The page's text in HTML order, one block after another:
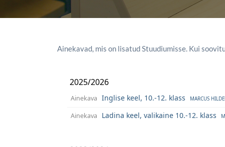
Ainekavad, mis on lisatud Stuudiumisse. Kui